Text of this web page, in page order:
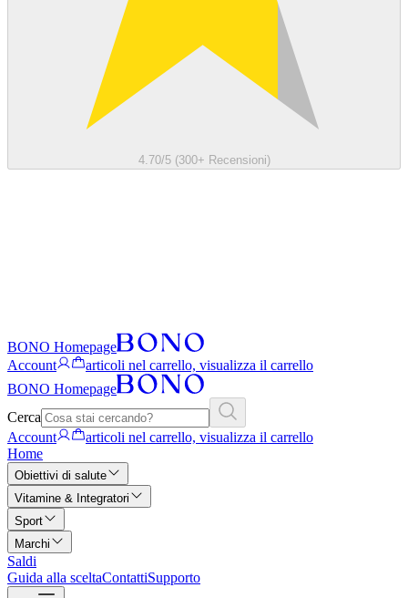
4.70/5 (300+ Recensioni)
BONO Homepage
Account
articoli nel carrello, visualizza il carrello
BONO Homepage
Cerca
Account
articoli nel carrello, visualizza il carrello
Home
Obiettivi di salute
Vitamine & Integratori
Sport
Marchi
Saldi
Guida alla sceltaContattiSupporto